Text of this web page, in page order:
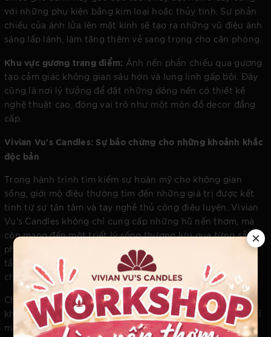
với những phụ kiện bằng kim loại hoặc thủy tinh. Sự phản
chiếu của ánh lửa lên mặt kính sẽ tạo ra những vũ điệu ánh
sáng lấp lánh, làm tăng thêm vẻ sang trọng cho căn phòng.
Khu vực gương trang điểm: Ánh nến phản chiếu qua gương
tạo cảm giác không gian sâu hơn và lung linh gấp bội. Đây
cũng là nơi lý tưởng để đặt những dòng nến có thiết kế
nghệ thuật cao, đóng vai trò như một món đồ decor đẳng
cấp.
Vivian Vu's Candles: Sự bảo chứng cho những khoảnh khắc
độc bản
Trong hành trình tìm kiếm sự hoàn mỹ cho không gian
sống, giới mộ điệu thường tìm đến những giá trị được kết
tinh từ sự tận tâm và tay nghề thủ công điêu luyện. Vivian
Vu's Candles không chỉ cung cấp những hũ nến thơm, mà
còn mang đến một triết lý sống thượng lưu qua từng sản
phẩm. Mỗi sản phẩm là một tác phẩm nghệ thuật, nơi các
tầng hương được phối trộn theo tỉ lệ vàng bởi những
chuyên gia giàu kinh nghiệm.
Chất lượng của Vivian Vu's Candles nằm ở sự tuyển chọn
khắt khe từ nguồn nguyên liệu cho đến quy trình chế tác tỉ
mỉ, đảm bảo độ tỏa hương ổn định và bền bỉ. Khi thắp một